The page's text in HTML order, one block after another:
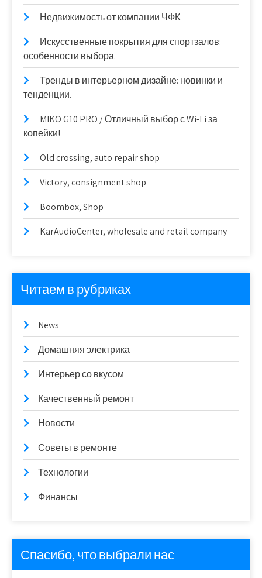
Недвижимость от компании ЧФК.
Искусственные покрытия для спортзалов:
особенности выбора.
Тренды в интерьерном дизайне: новинки и
тенденции.
MIKO G10 PRO / Отличный выбор с Wi-Fi за
копейки!
Old crossing, auto repair shop
Victory, consignment shop
Boombox, Shop
KarAudioCenter, wholesale and retail company
Читаем в рубриках
News
Домашняя электрика
Интерьер со вкусом
Качественный ремонт
Новости
Советы в ремонте
Технологии
Финансы
Спасибо, что выбрали нас